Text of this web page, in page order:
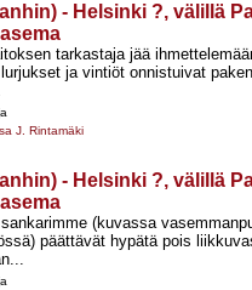
- Helsinki ?, välillä
tarkastaja jää
ja vintiöt onnistuivat
J. Rintamäki
- Helsinki ?, välillä
(kuvassa
päättävät hypätä pois